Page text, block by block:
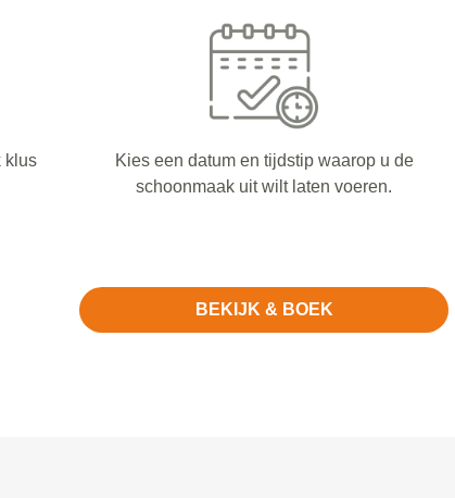
klus
Kies een datum en tijdstip waarop u de
schoonmaak uit wilt laten voeren.
BEKIJK & BOEK